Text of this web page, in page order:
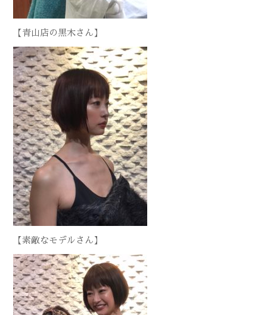
【青山店の黒木さん】
【素敵なモデルさん】